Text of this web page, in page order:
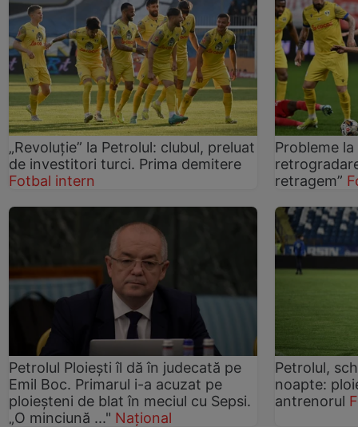
„Revoluție” la Petrolul: clubul, preluat
de investitori turci. Prima demitere
Fotbal intern
Probleme
retragem”
Petrolul Ploiești îl dă în judecată pe
Emil Boc. Primarul i-a acuzat pe
ploieșteni de blat în meciul cu Sepsi.
„O minciună ..." Național
Petrolul,
noapte:
antrenorul